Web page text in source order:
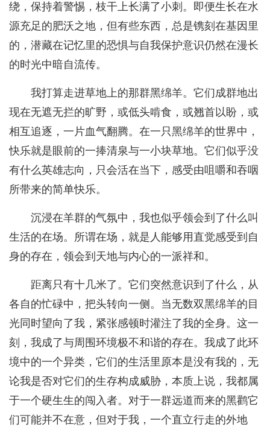
绕，保持着警惕，枝干上长满了小刺。即便生长在水
源充足的肥沃之地，但有些东西，总是镌刻在基因里
的，潜藏在记忆里的恐惧与自我保护意识仍然在漫长
的时光中暗自流传。
我打算走进草地上的那群黑绵羊。它们成群地出
现在无遮无拦的旷野，或低头啃食，或翘首以盼，或
相互追逐，一片血气翻腾。在一只黑绵羊的世界中，
快乐就是眼前的一捧清泉与一小块草地。它们似乎没
有什么英雄志向，只会活在当下，感受由咀嚼和吞咽
所带来的简单快乐。
沉浸在羊群的气氛中，我也似乎领会到了什么叫
生活的在场。所谓在场，就是人能够用直觉感受到自
身的存在，领会到天地与内心的一派祥和。
距离只有十几米了。它们突然意识到了什么，从
各自的忙碌中，把头转向一侧。当无数双黑绵羊的目
光同时望向了我，紧张感顿时灌注了我的全身。这一
刻，我成了与周围环境极不和谐的存在。我成了此环
境中的一个异类，它们的生活里原本是没有我的，无
论我是否对它们的生存构成威胁，本质上说，我都属
于一个硬生生的闯入者。对于一群远道而来的黑鹳它
们可能并不在意，但对于我，一个直立行走的外地